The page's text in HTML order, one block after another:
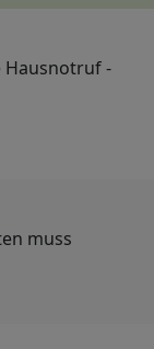
Hausnotruf -
muss